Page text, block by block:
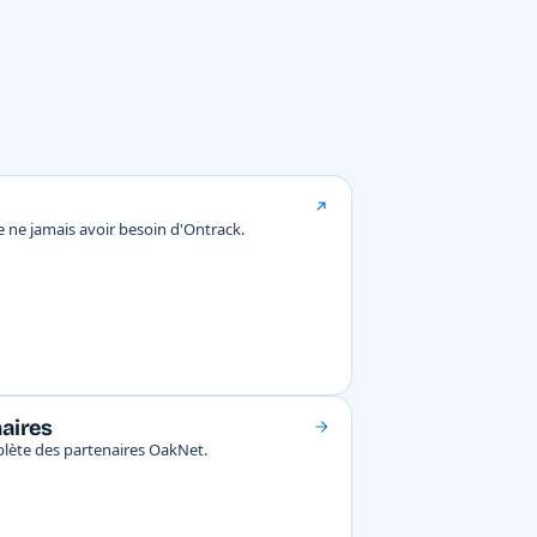
ne jamais avoir besoin d'Ontrack.
des partenaires OakNet.